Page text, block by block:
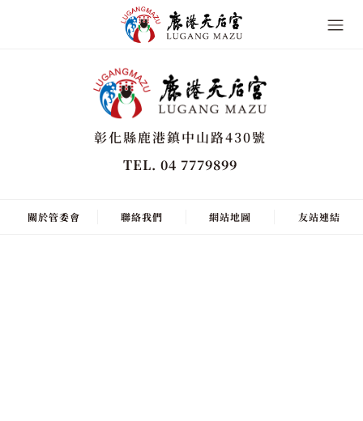
彰化縣鹿港鎮中山路430號
TEL. 04 7779899
關於管委會 聯絡我們 網站地圖 友站連結